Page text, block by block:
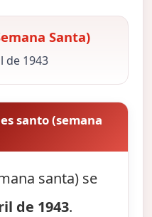
Santa)
de 1943
santo (semana
santa) se
de 1943.